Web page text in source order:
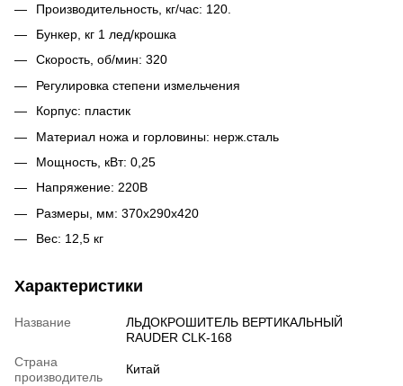
Производительность, кг/час: 120.
Бункер, кг 1 лед/крошка
Скорость, об/мин: 320
Регулировка степени измельчения
Корпус: пластик
Материал ножа и горловины: нерж.сталь
Мощность, кВт: 0,25
Напряжение: 220В
Размеры, мм: 370х290х420
Вес: 12,5 кг
Характеристики
Название
ЛЬДОКРОШИТЕЛЬ ВЕРТИКАЛЬНЫЙ
RAUDER CLK-168
Страна
производитель
Китай